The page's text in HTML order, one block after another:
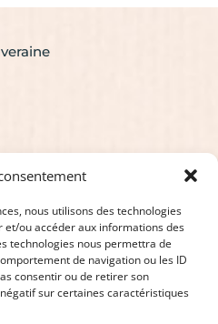
nous utilisons des technologies
et/ou accéder aux informations des
technologies nous permettra de
de navigation ou les ID
consentir ou de retirer son
sur certaines caractéristiques
!
Valider
de confidentialité du